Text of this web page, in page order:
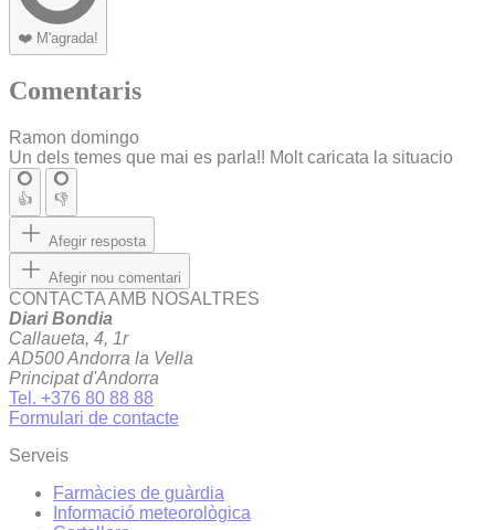
❤️ M'agrada!
Comentaris
Ramon domingo
Un dels temes que mai es parla!! Molt caricata la situacio
👍 👎
Afegir resposta
Afegir nou comentari
CONTACTA AMB NOSALTRES
Diari Bondia
Callaueta, 4, 1r
AD500 Andorra la Vella
Principat d'Andorra
Tel. +376 80 88 88
Formulari de contacte
Serveis
Farmàcies de guàrdia
Informació meteorològica